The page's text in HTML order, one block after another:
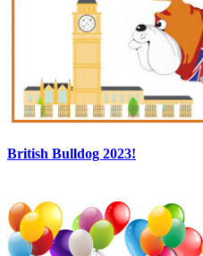
British Bulldog 2023!